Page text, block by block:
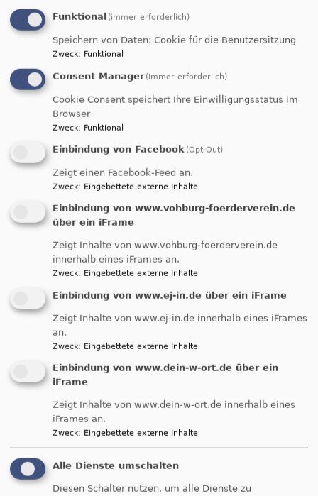
Funktional (immer erforderlich)
Speichern von Daten: Cookie für die Benutzersitzung
Zweck: Funktional
Consent Manager (immer erforderlich)
Cookie Consent speichert Ihre Einwilligungsstatus im
Browser
Zweck: Funktional
Einbindung von Facebook (Opt-Out)
Zeigt einen Facebook-Feed an.
Zweck: Eingebettete externe Inhalte
Einbindung von www.vohburg-foerderverein.de
über ein iFrame
Zeigt Inhalte von www.vohburg-foerderverein.de
innerhalb eines iFrames an.
Zweck: Eingebettete externe Inhalte
Einbindung von www.ej-in.de über ein iFrame
Zeigt Inhalte von www.ej-in.de innerhalb eines iFrames
an.
Zweck: Eingebettete externe Inhalte
Einbindung von www.dein-w-ort.de über ein
iFrame
Zeigt Inhalte von www.dein-w-ort.de innerhalb eines
iFrames an.
Zweck: Eingebettete externe Inhalte
Alle Dienste umschalten
Diesen Schalter nutzen, um alle Dienste zu